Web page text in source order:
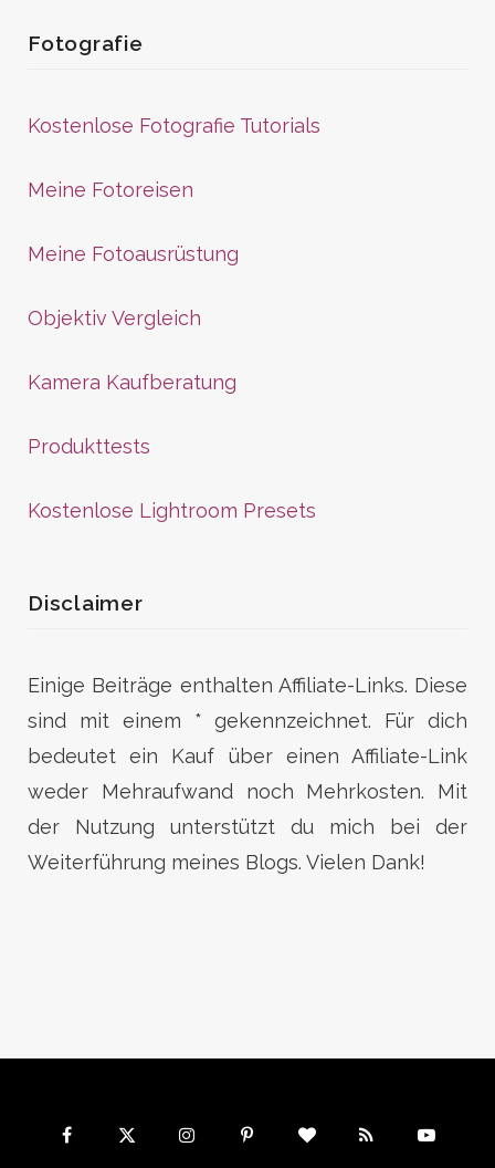
Fotografie
Kostenlose Fotografie Tutorials
Meine Fotoreisen
Meine Fotoausrüstung
Objektiv Vergleich
Kamera Kaufberatung
Produkttests
Kostenlose Lightroom Presets
Disclaimer
Einige Beiträge enthalten Affiliate-Links. Diese
sind mit einem * gekennzeichnet. Für dich
bedeutet ein Kauf über einen Affiliate-Link
weder Mehraufwand noch Mehrkosten. Mit
der Nutzung unterstützt du mich bei der
Weiterführung meines Blogs. Vielen Dank!